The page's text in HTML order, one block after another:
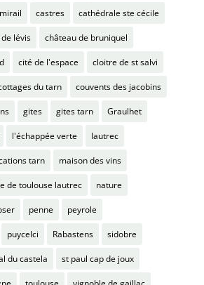
castres cathédrale ste cécile
lévis château de bruniquel
cité de l'espace cloitre de st salvi
du tarn couvents des jacobins
gites gites tarn Graulhet
l'échappée verte lautrec
tarn maison des vins
de toulouse lautrec nature
penne peyrole
puycelci Rabastens sidobre
du castela st paul cap de joux